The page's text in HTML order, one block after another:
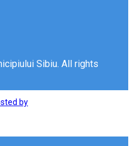
Sibiu. All rights
by